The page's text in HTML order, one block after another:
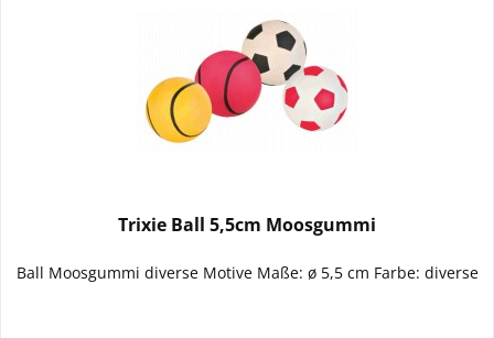
Trixie Ball 5,5cm Moosgummi
Ball Moosgummi diverse Motive Maße: ø 5,5 cm Farbe: diverse